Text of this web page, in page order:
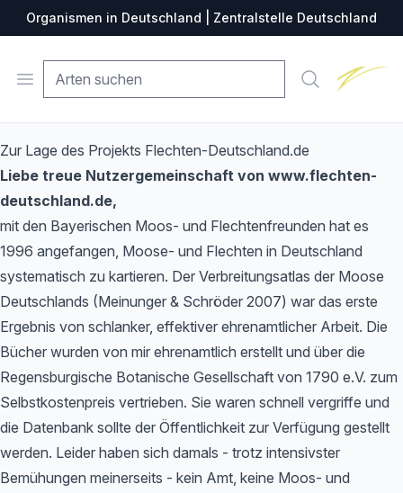
Organismen in Deutschland | Zentralstelle Deutschland
Open menu Suche
Zur Lage des Projekts Flechten-Deutschland.de
Liebe treue Nutzergemeinschaft von www.flechten-
deutschland.de,
mit den Bayerischen Moos- und Flechtenfreunden hat es
1996 angefangen, Moose- und Flechten in Deutschland
systematisch zu kartieren. Der Verbreitungsatlas der Moose
Deutschlands (Meinunger & Schröder 2007) war das erste
Ergebnis von schlanker, effektiver ehrenamtlicher Arbeit. Die
Bücher wurden von mir ehrenamtlich erstellt und über die
Regensburgische Botanische Gesellschaft von 1790 e.V. zum
Selbstkostenpreis vertrieben. Sie waren schnell vergriffe und
die Datenbank sollte der Öffentlichkeit zur Verfügung gestellt
werden. Leider haben sich damals - trotz intensivster
Bemühungen meinerseits - kein Amt, keine Moos- und